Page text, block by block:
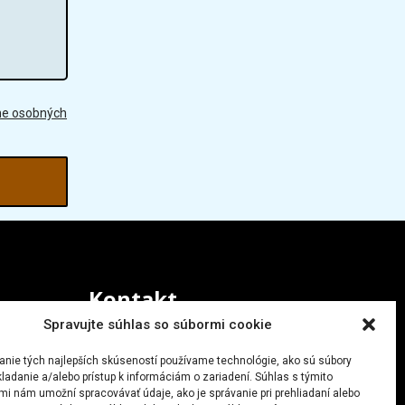
Spravujte súhlas so súbormi cookie
tých najlepších skúseností používame technológie, ako sú súbory
a/alebo prístup k informáciám o zariadení. Súhlas s týmito
nám umožní spracovávať údaje, ako je správanie pri prehliadaní alebo
osobných
Kontakt
pavolvolf@gmail.com